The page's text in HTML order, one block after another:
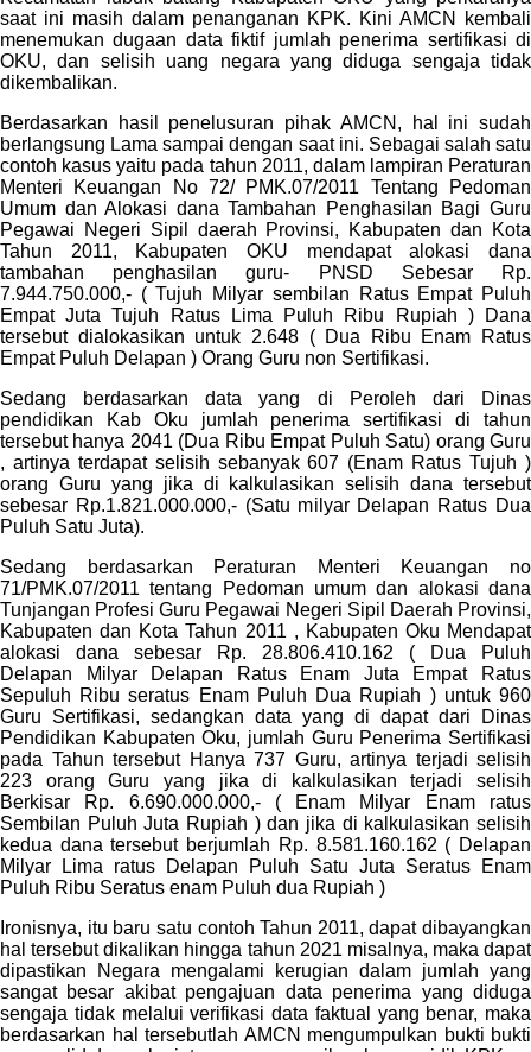
saat ini masih dalam penanganan KPK. Kini AMCN kembali
menemukan dugaan data fiktif jumlah penerima sertifikasi di
OKU, dan selisih uang negara yang diduga sengaja tidak
dikembalikan.
Berdasarkan hasil penelusuran pihak AMCN, hal ini sudah
berlangsung Lama sampai dengan saat ini. Sebagai salah satu
contoh kasus yaitu pada tahun 2011, dalam lampiran Peraturan
Menteri Keuangan No 72/ PMK.07/2011 Tentang Pedoman
Umum dan Alokasi dana Tambahan Penghasilan Bagi Guru
Pegawai Negeri Sipil daerah Provinsi, Kabupaten dan Kota
Tahun 2011, Kabupaten OKU mendapat alokasi dana
tambahan penghasilan guru- PNSD Sebesar Rp.
7.944.750.000,- ( Tujuh Milyar sembilan Ratus Empat Puluh
Empat Juta Tujuh Ratus Lima Puluh Ribu Rupiah ) Dana
tersebut dialokasikan untuk 2.648 ( Dua Ribu Enam Ratus
Empat Puluh Delapan ) Orang Guru non Sertifikasi.
Sedang berdasarkan data yang di Peroleh dari Dinas
pendidikan Kab Oku jumlah penerima sertifikasi di tahun
tersebut hanya 2041 (Dua Ribu Empat Puluh Satu) orang Guru
, artinya terdapat selisih sebanyak 607 (Enam Ratus Tujuh )
orang Guru yang jika di kalkulasikan selisih dana tersebut
sebesar Rp.1.821.000.000,- (Satu milyar Delapan Ratus Dua
Puluh Satu Juta).
Sedang berdasarkan Peraturan Menteri Keuangan no
71/PMK.07/2011 tentang Pedoman umum dan alokasi dana
Tunjangan Profesi Guru Pegawai Negeri Sipil Daerah Provinsi,
Kabupaten dan Kota Tahun 2011 , Kabupaten Oku Mendapat
alokasi dana sebesar Rp. 28.806.410.162 ( Dua Puluh
Delapan Milyar Delapan Ratus Enam Juta Empat Ratus
Sepuluh Ribu seratus Enam Puluh Dua Rupiah ) untuk 960
Guru Sertifikasi, sedangkan data yang di dapat dari Dinas
Pendidikan Kabupaten Oku, jumlah Guru Penerima Sertifikasi
pada Tahun tersebut Hanya 737 Guru, artinya terjadi selisih
223 orang Guru yang jika di kalkulasikan terjadi selisih
Berkisar Rp. 6.690.000.000,- ( Enam Milyar Enam ratus
Sembilan Puluh Juta Rupiah ) dan jika di kalkulasikan selisih
kedua dana tersebut berjumlah Rp. 8.581.160.162 ( Delapan
Milyar Lima ratus Delapan Puluh Satu Juta Seratus Enam
Puluh Ribu Seratus enam Puluh dua Rupiah )
Ironisnya, itu baru satu contoh Tahun 2011, dapat dibayangkan
hal tersebut dikalikan hingga tahun 2021 misalnya, maka dapat
dipastikan Negara mengalami kerugian dalam jumlah yang
sangat besar akibat pengajuan data penerima yang diduga
sengaja tidak melalui verifikasi data faktual yang benar, maka
berdasarkan hal tersebutlah AMCN mengumpulkan bukti bukti